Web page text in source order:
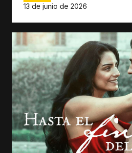
13 de junio de 2026